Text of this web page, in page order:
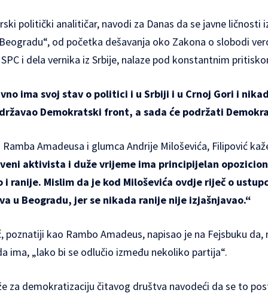
politički analitičar, navodi za Danas da se javne ličnosti
od početka dešavanja oko Zakona o slobodi
i dela vernika iz Srbije, nalaze pod konstantnim
ima svoj stav o politici i u Srbiji i u Crnoj Gori i
Demokratski front, a sada će podržati
Amadeusa i glumca Andrije Miloševića, Filipović
aktivista i duže vrijeme ima principijelan
i ranije. Mislim da je kod Miloševića ovdje riječ o
u Beogradu, jer se nikada ranije nije izjašnjavao.“
poznatiji kao Rambo Amadeus, napisao je na Fejsbuku
ima, „lako bi se odlučio između nekoliko partija“.
za demokratizaciju čitavog društva navodeći da se to